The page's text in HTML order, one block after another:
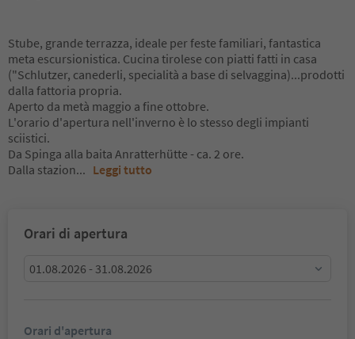
Stube, grande terrazza, ideale per feste familiari, fantastica
meta escursionistica. Cucina tirolese con piatti fatti in casa
("Schlutzer, canederli, specialità a base di selvaggina)...prodotti
dalla fattoria propria.
Aperto da metà maggio a fine ottobre.
L'orario d'apertura nell'inverno è lo stesso degli impianti
sciistici.
Da Spinga alla baita Anratterhütte - ca. 2 ore.
Dalla stazion... Leggi tutto
Orari di apertura
01.08.2026 - 31.08.2026
Orari d'apertura